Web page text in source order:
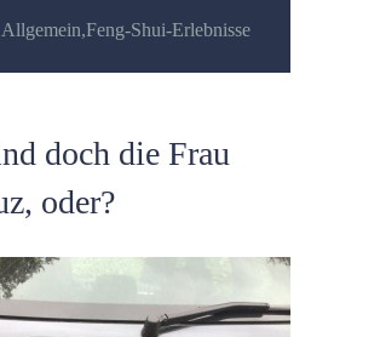
Allgemein,Feng-Shui-Erlebnisse
doch die Frau
oder?